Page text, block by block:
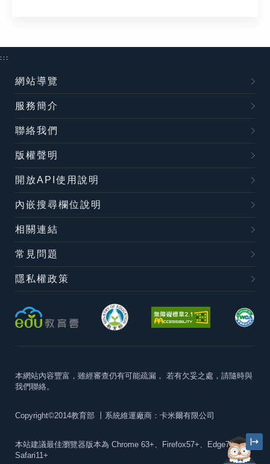
:::
網站導覽
服務簡介
聯絡我們
版權聲明
開放API使用說明
內嵌搜尋欄位說明
相關連結
常見問題
隱私權政策
本網站內容豐富，雖經審查仍有可能疏漏， 若有欠妥之處，請隨時與
我們聯絡。
Copyright©2014教育部 丨系統維運廠商：卡米爾有限公司
本站建議最佳瀏覽器版本為 Chrome 63+、Firefox57+、Edge79+及
Safari11+